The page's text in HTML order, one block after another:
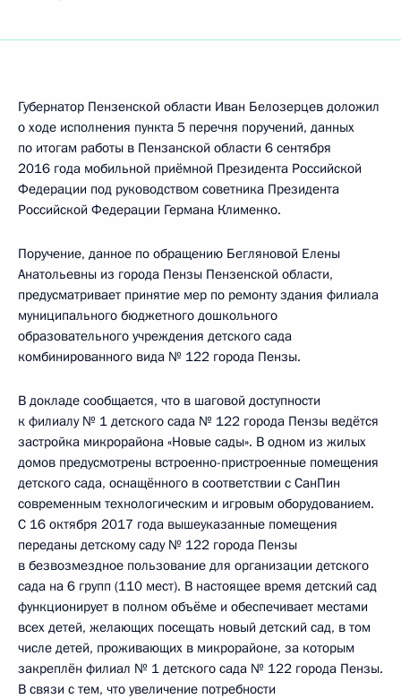
Губернатор Пензенской области Иван Белозерцев доложил
о ходе исполнения пункта 5 перечня поручений, данных
по итогам работы в Пензанской области 6 сентября
2016 года мобильной приёмной Президента Российской
Федерации под руководством советника Президента
Российской Федерации Германа Клименко.
Поручение, данное по обращению Бегляновой Елены
Анатольевны из города Пензы Пензенской области,
предусматривает принятие мер по ремонту здания филиала
муниципального бюджетного дошкольного
образовательного учреждения детского сада
комбинированного вида № 122 города Пензы.
В докладе сообщается, что в шаговой доступности
к филиалу № 1 детского сада № 122 города Пензы ведётся
застройка микрорайона «Новые сады». В одном из жилых
домов предусмотрены встроенно-пристроенные помещения
детского сада, оснащённого в соответствии с СанПин
современным технологическим и игровым оборудованием.
С 16 октября 2017 года вышеуказанные помещения
переданы детскому саду № 122 города Пензы
в безвозмездное пользование для организации детского
сада на 6 групп (110 мест). В настоящее время детский сад
функционирует в полном объёме и обеспечивает местами
всех детей, желающих посещать новый детский сад, в том
числе детей, проживающих в микрорайоне, за которым
закреплён филиал № 1 детского сада № 122 города Пензы.
В связи с тем, что увеличение потребности